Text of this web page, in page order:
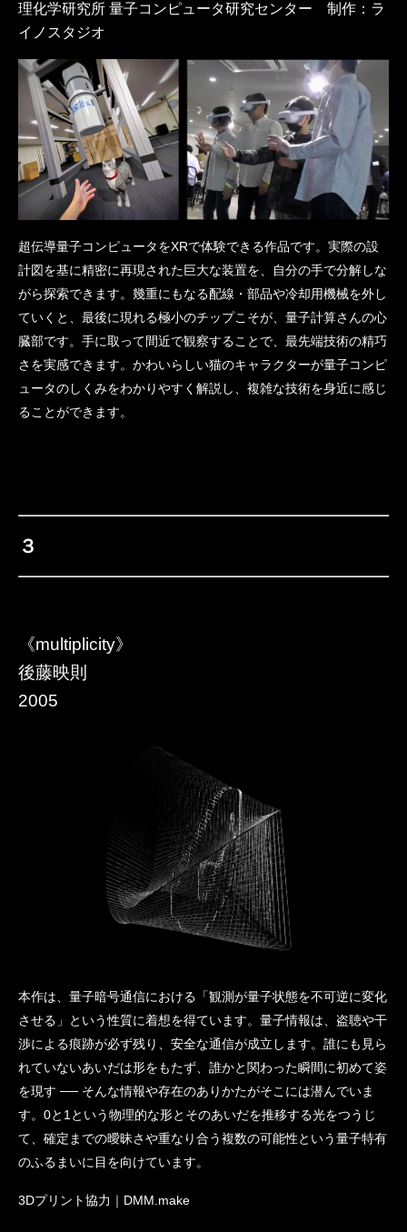
理化学研究所 量子コンピュータ研究センター 制作：ラ
イノスタジオ
超伝導量子コンピュータをXRで体験できる作品です。実際の設
計図を基に精密に再現された巨大な装置を、自分の手で分解しな
がら探索できます。幾重にもなる配線・部品や冷却用機械を外し
ていくと、最後に現れる極小のチップこそが、量子計算さんの心
臓部です。手に取って間近で観察することで、最先端技術の精巧
さを実感できます。かわいらしい猫のキャラクターが量子コンピ
ュータのしくみをわかりやすく解説し、複雑な技術を身近に感じ
ることができます。
３
《multiplicity》
後藤映則
2005
本作は、量子暗号通信における「観測が量子状態を不可逆に変化
させる」という性質に着想を得ています。量子情報は、盗聴や干
渉による痕跡が必ず残り、安全な通信が成立します。誰にも見ら
れていないあいだは形をもたず、誰かと関わった瞬間に初めて姿
を現す ── そんな情報や存在のありかたがそこには潜んでいま
す。0と1という物理的な形とそのあいだを推移する光をつうじ
て、確定までの曖昧さや重なり合う複数の可能性という量子特有
のふるまいに目を向けています。
3Dプリント協力｜DMM.make